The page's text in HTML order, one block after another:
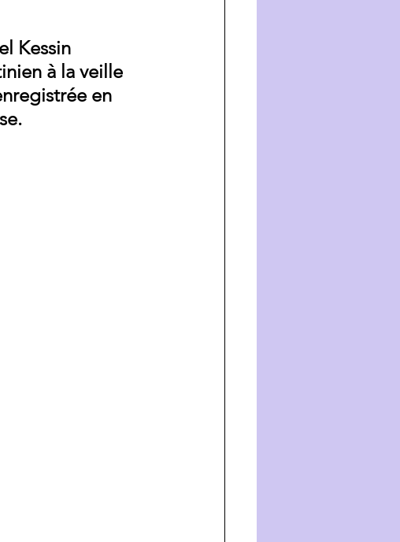
Kessin
à la veille
en